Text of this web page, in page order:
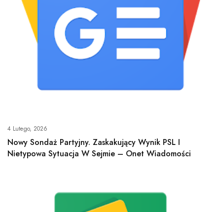
4 Lutego, 2026
Nowy Sondaż Partyjny. Zaskakujący Wynik PSL I
Nietypowa Sytuacja W Sejmie – Onet Wiadomości